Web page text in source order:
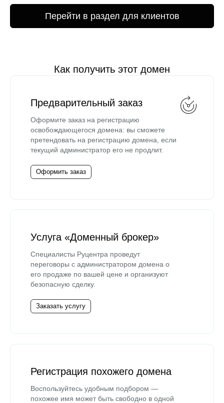
Перейти в раздел для клиентов
Как получить этот домен
Предварительный заказ
Оформите заказ на регистрацию
освобождающегося домена: вы сможете
претендовать на регистрацию домена, если
текущий администратор его не продлит.
Оформить заказ
Услуга «Доменный брокер»
Специалисты Руцентра проведут
переговоры с администратором домена о
его продаже по вашей цене и организуют
безопасную сделку.
Заказать услугу
Регистрация похожего домена
Воспользуйтесь удобным подбором —
похожее имя может быть свободно в одной